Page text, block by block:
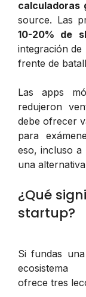
calculadoras
source. Las
10-20% de
integración de
frente de
Las apps
redujeron
debe ofrecer
para
eso, incluso
una
¿Qué
startup?
Si fundas
ecosistema
ofrece tres